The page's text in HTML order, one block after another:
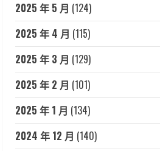
2025 年 5 月 (124)
2025 年 4 月 (115)
2025 年 3 月 (129)
2025 年 2 月 (101)
2025 年 1 月 (134)
2024 年 12 月 (140)